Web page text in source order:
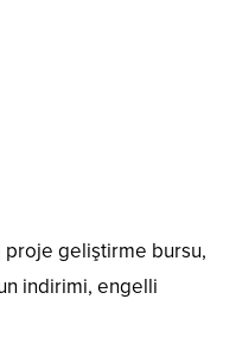
proje geliştirme bursu,
indirimi, engelli